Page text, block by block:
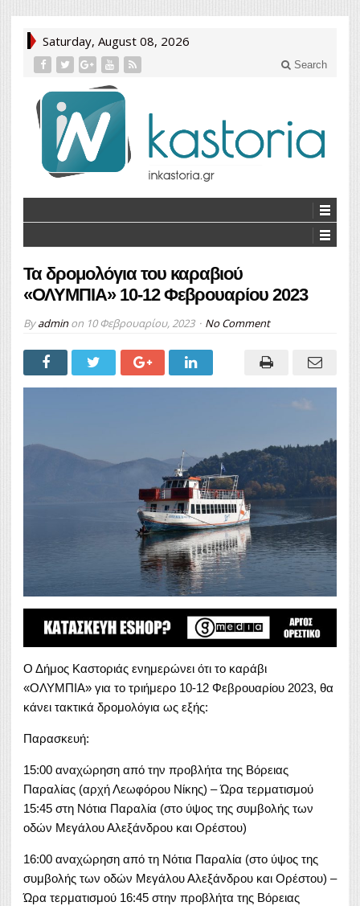
Saturday, August 08, 2026
Search
Τα δρομολόγια του καραβιού
«ΟΛΥΜΠΙΑ» 10-12 Φεβρουαρίου 2023
Byadminon 10 Φεβρουαρίου, 2023 No Comment
Ο Δήμος Καστοριάς ενημερώνει ότι το καράβι
«ΟΛΥΜΠΙΑ» για το τριήμερο 10-12 Φεβρουαρίου 2023, θα
κάνει τακτικά δρομολόγια ως εξής:
Παρασκευή:
15:00 αναχώρηση από την προβλήτα της Βόρειας
Παραλίας (αρχή Λεωφόρου Νίκης) – Ώρα τερματισμού
15:45 στη Νότια Παραλία (στο ύψος της συμβολής των
οδών Μεγάλου Αλεξάνδρου και Ορέστου)
16:00 αναχώρηση από τη Νότια Παραλία (στο ύψος της
συμβολής των οδών Μεγάλου Αλεξάνδρου και Ορέστου) –
Ώρα τερματισμού 16:45 στην προβλήτα της Βόρειας